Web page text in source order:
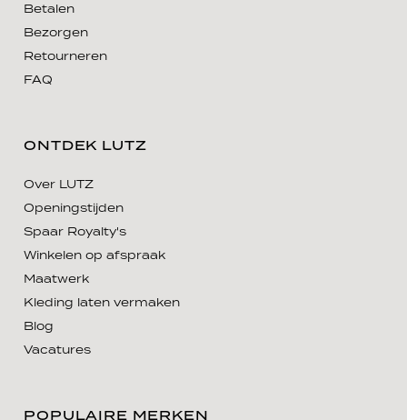
Betalen
Bezorgen
Retourneren
FAQ
ONTDEK LUTZ
Over LUTZ
Openingstijden
Spaar Royalty's
Winkelen op afspraak
Maatwerk
Kleding laten vermaken
Blog
Vacatures